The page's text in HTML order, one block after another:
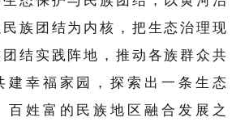
族团结为内核，把生态治理现
结实践阵地，推动各族群众共
建幸福家园，探索出一条生态
百姓富的民族地区融合发展之